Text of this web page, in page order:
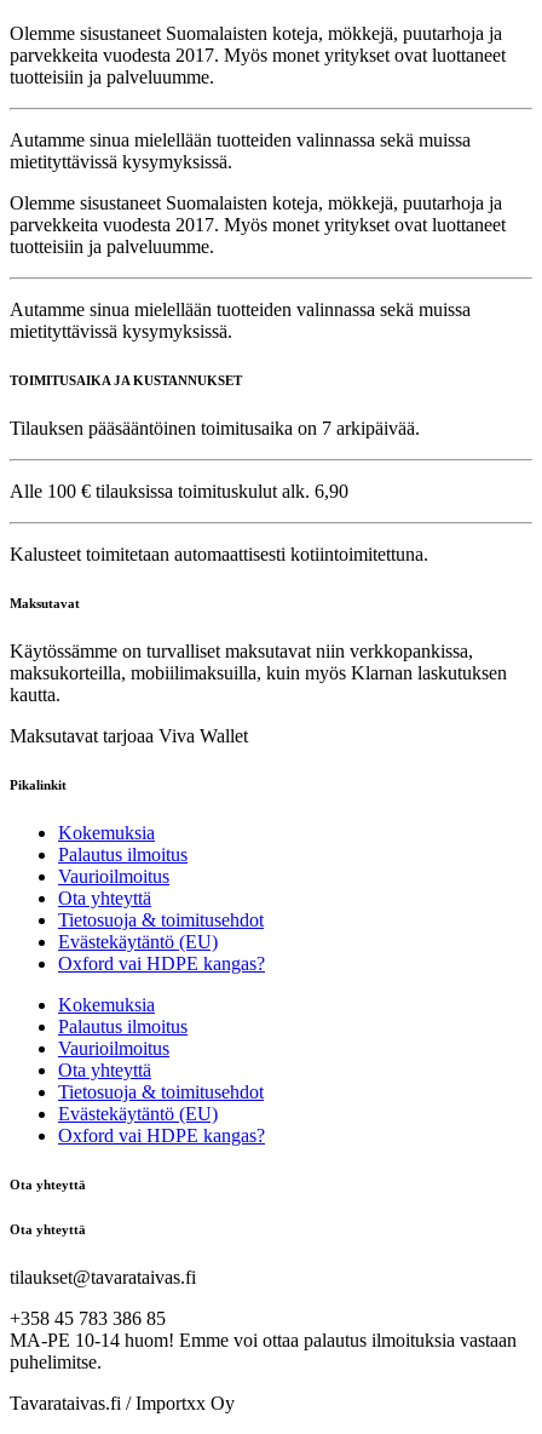
Olemme sisustaneet Suomalaisten koteja, mökkejä, puutarhoja ja
parvekkeita vuodesta 2017. Myös monet yritykset ovat luottaneet
tuotteisiin ja palveluumme.
Autamme sinua mielellään tuotteiden valinnassa sekä muissa
mietityttävissä kysymyksissä.
Olemme sisustaneet Suomalaisten koteja, mökkejä, puutarhoja ja
parvekkeita vuodesta 2017. Myös monet yritykset ovat luottaneet
tuotteisiin ja palveluumme.
Autamme sinua mielellään tuotteiden valinnassa sekä muissa
mietityttävissä kysymyksissä.
TOIMITUSAIKA JA KUSTANNUKSET
Tilauksen pääsääntöinen toimitusaika on 7 arkipäivää.
Alle 100 € tilauksissa toimituskulut alk. 6,90
Kalusteet toimitetaan automaattisesti kotiintoimitettuna.
Maksutavat
Käytössämme on turvalliset maksutavat niin verkkopankissa,
maksukorteilla, mobiilimaksuilla, kuin myös Klarnan laskutuksen
kautta.
Maksutavat tarjoaa Viva Wallet
Pikalinkit
Kokemuksia
Palautus ilmoitus
Vaurioilmoitus
Ota yhteyttä
Tietosuoja & toimitusehdot
Evästekäytäntö (EU)
Oxford vai HDPE kangas?
Kokemuksia
Palautus ilmoitus
Vaurioilmoitus
Ota yhteyttä
Tietosuoja & toimitusehdot
Evästekäytäntö (EU)
Oxford vai HDPE kangas?
Ota yhteyttä
Ota yhteyttä
tilaukset@tavarataivas.fi
+358 45 783 386 85
MA-PE 10-14 huom! Emme voi ottaa palautus ilmoituksia vastaan
puhelimitse.
Tavarataivas.fi / Importxx Oy